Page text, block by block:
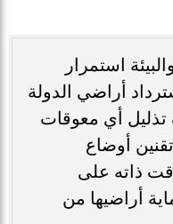
استمرار
أراضي الدولة
تذليل أي معوقات
أوضاع
ذاته على
أراضيها من